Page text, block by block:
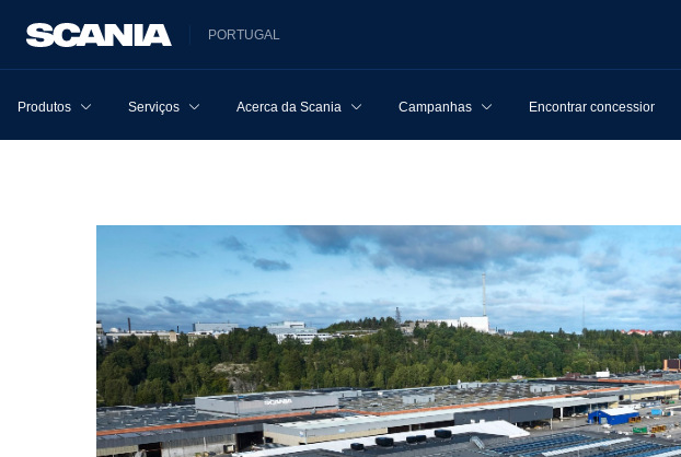
PORTUGAL
Produtos Serviços Acerca da Scania Campanhas Encontrar concessionários